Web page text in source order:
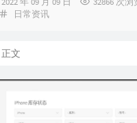
布
分
日常资讯
正文